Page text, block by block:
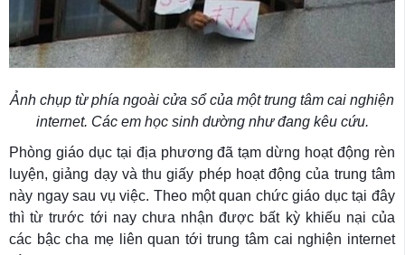
Ảnh chụp từ phía ngoài cửa sổ của một trung tâm cai nghiện
internet. Các em học sinh dường như đang kêu cứu.
Phòng giáo dục tại địa phương đã tạm dừng hoạt động rèn
luyện, giảng dạy và thu giấy phép hoạt động của trung tâm
này ngay sau vụ việc. Theo một quan chức giáo dục tại đây
thì từ trước tới nay chưa nhận được bất kỳ khiếu nại của
các bậc cha mẹ liên quan tới trung tâm cai nghiện internet